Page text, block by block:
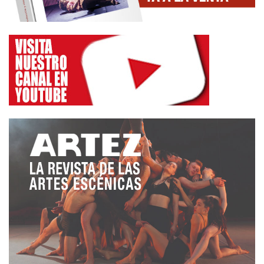
actuaciones de Eleftheria Arvanitaki y del Mariachi
Real Santa Cecilia. La cantante griega se ha
convertido en una de las luminarias de la música
de su país desde que comenzó su carrera a
principios de los años 80, en una de las voces más
conocidas de la música rebétika y la principal
impulsora de este género, desconocido y muy poco
Santa Cecilia, por su parte, está integrado en la
actualidad por la tercera generación de músicos
que ha pasado por la formación y que recrear las
tradicionales rancheras o corridos. Además de
actuar sobre el escenario, este mariachi participará
en los desfiles de bandas que recorrerán las calles
de Getxo durante los cinco días que se celebrará
Getxo Folk! y en los que también estarán los
escoceses Cold Stream Pipe Band, los italianos